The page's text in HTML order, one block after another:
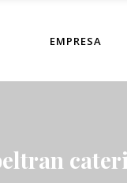
EMPRESA